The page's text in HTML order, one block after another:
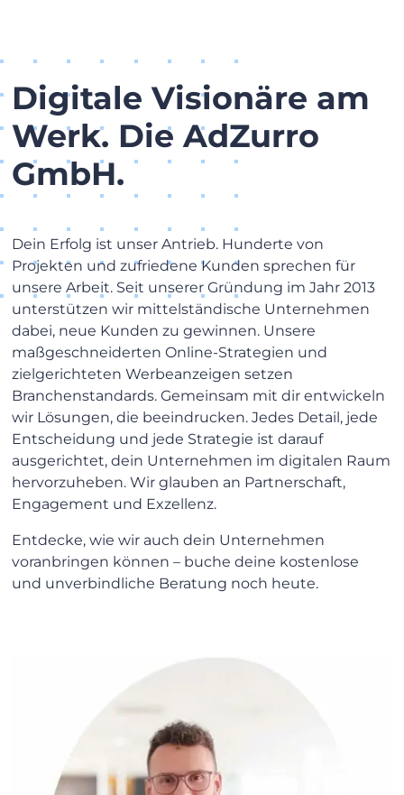
Digitale Visionäre am
Werk. Die AdZurro
GmbH.
Dein Erfolg ist unser Antrieb. Hunderte von
Projekten und zufriedene Kunden sprechen für
unsere Arbeit. Seit unserer Gründung im Jahr 2013
unterstützen wir mittelständische Unternehmen
dabei, neue Kunden zu gewinnen. Unsere
maßgeschneiderten Online-Strategien und
zielgerichteten Werbeanzeigen setzen
Branchenstandards. Gemeinsam mit dir entwickeln
wir Lösungen, die beeindrucken. Jedes Detail, jede
Entscheidung und jede Strategie ist darauf
ausgerichtet, dein Unternehmen im digitalen Raum
hervorzuheben. Wir glauben an Partnerschaft,
Engagement und Exzellenz.
Entdecke, wie wir auch dein Unternehmen
voranbringen können – buche deine kostenlose
und unverbindliche Beratung noch heute.